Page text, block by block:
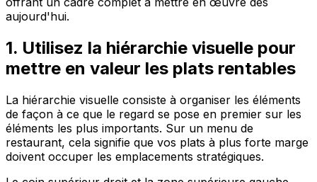
aujourd'hui.
1. Utilisez la hiérarchie visuelle pour
mettre en valeur les plats rentables
La hiérarchie visuelle consiste à organiser les éléments
de façon à ce que le regard se pose en premier sur les
éléments les plus importants. Sur un menu de
restaurant, cela signifie que vos plats à plus forte marge
doivent occuper les emplacements stratégiques.